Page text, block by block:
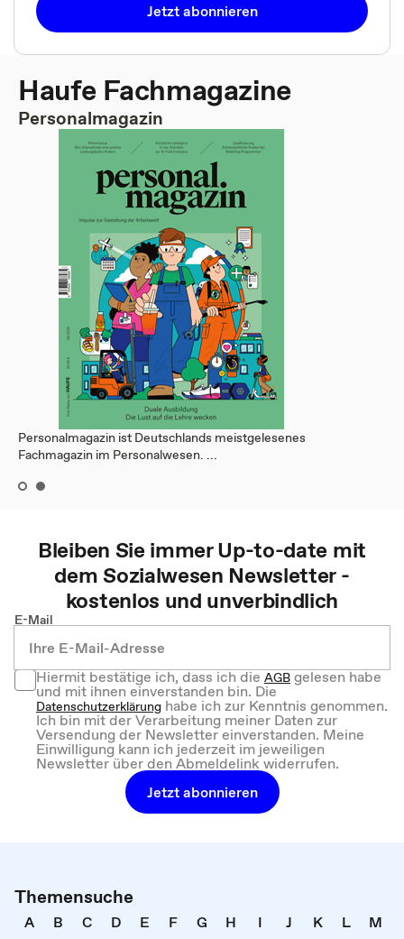
Jetzt abonnieren
Haufe Fachmagazine
Personalmagazin
Personalmagazin ist Deutschlands meistgelesenes
Fachmagazin im Personalwesen. ...
Bleiben Sie immer Up-to-date mit
demSozialwesen Newsletter -
kostenlos und unverbindlich
E-Mail
Hiermit bestätige ich, dass ich dieAGBgelesen habe
und mit ihnen einverstanden bin. Die
Datenschutzerklärung habe ich zur Kenntnis genommen.
Ich bin mit der Verarbeitung meiner Daten zur
Versendung der Newsletter einverstanden. Meine
Einwilligung kann ich jederzeit im jeweiligen
Newsletter über den Abmeldelink widerrufen.
Jetzt abonnieren
Themensuche
A B C D E F G H I J K L
M